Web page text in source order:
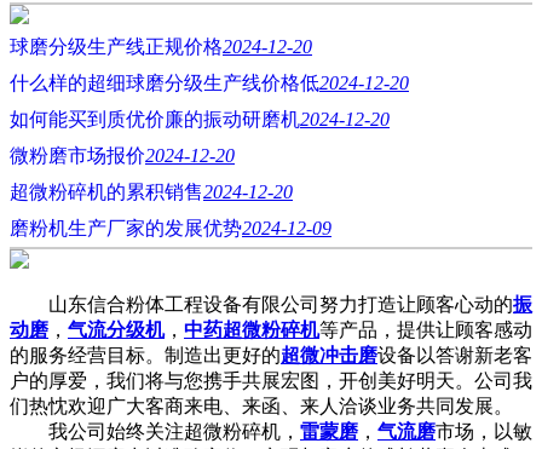
球磨分级生产线正规价格2024-12-20
什么样的超细球磨分级生产线价格低2024-12-20
如何能买到质优价廉的振动研磨机2024-12-20
微粉磨市场报价2024-12-20
超微粉碎机的累积销售2024-12-20
磨粉机生产厂家的发展优势2024-12-09
山东信合粉体工程设备有限公司努力打造让顾客心动的振
动磨 ， 气流分级机， 中药超微粉碎机等产品，提供让顾客感动
的服务经营目标。制造出更好的超微冲击磨设备以答谢新老客
户的厚爱，我们将与您携手共展宏图，开创美好明天。公司我
们热忱欢迎广大客商来电、来函、来人洽谈业务共同发展。
我公司始终关注超微粉碎机， 雷蒙磨 ， 气流磨市场，以敏